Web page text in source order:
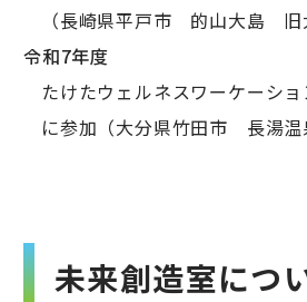
（長崎県平戸市 的山大島 旧
令和7年度
たけたウェルネスワーケーシ
に参加（大分県竹田市 長湯温
未来創造室につ